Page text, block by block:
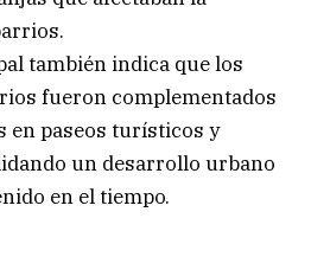
también indica que los
fueron complementados
en paseos turísticos y
un desarrollo urbano
en el tiempo.